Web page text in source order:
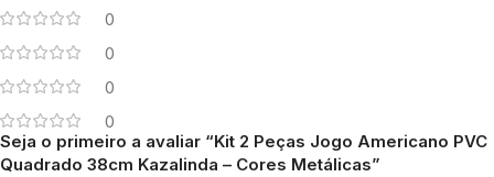
0
0
0
0
Seja o primeiro a avaliar “Kit 2 Peças Jogo Americano PVC
Quadrado 38cm Kazalinda – Cores Metálicas”